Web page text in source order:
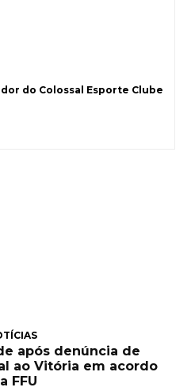
do Colossal Esporte Clube
após denúncia de
ao Vitória em acordo
FFU